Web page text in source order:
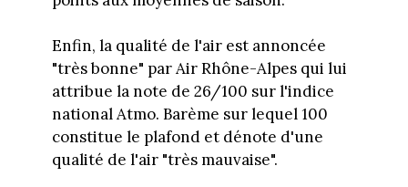
Enfin, la qualité de l'air est annoncée
"très bonne" par Air Rhône-Alpes qui lui
attribue la note de 26/100 sur l'indice
national Atmo. Barème sur lequel 100
constitue le plafond et dénote d'une
qualité de l'air "très mauvaise".